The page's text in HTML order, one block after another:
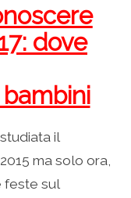
dove
il
ma solo ora,
feste sul